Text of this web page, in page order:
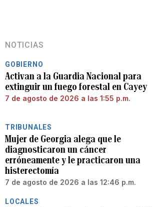
NOTICIAS
GOBIERNO
Activan a la Guardia Nacional para
extinguir un fuego forestal en Cayey
7 de agosto de 2026 a las 1:55 p.m.
TRIBUNALES
Mujer de Georgia alega que le
diagnosticaron un cáncer
erróneamente y le practicaron una
histerectomía
7 de agosto de 2026 a las 12:46 p.m.
LOCALES